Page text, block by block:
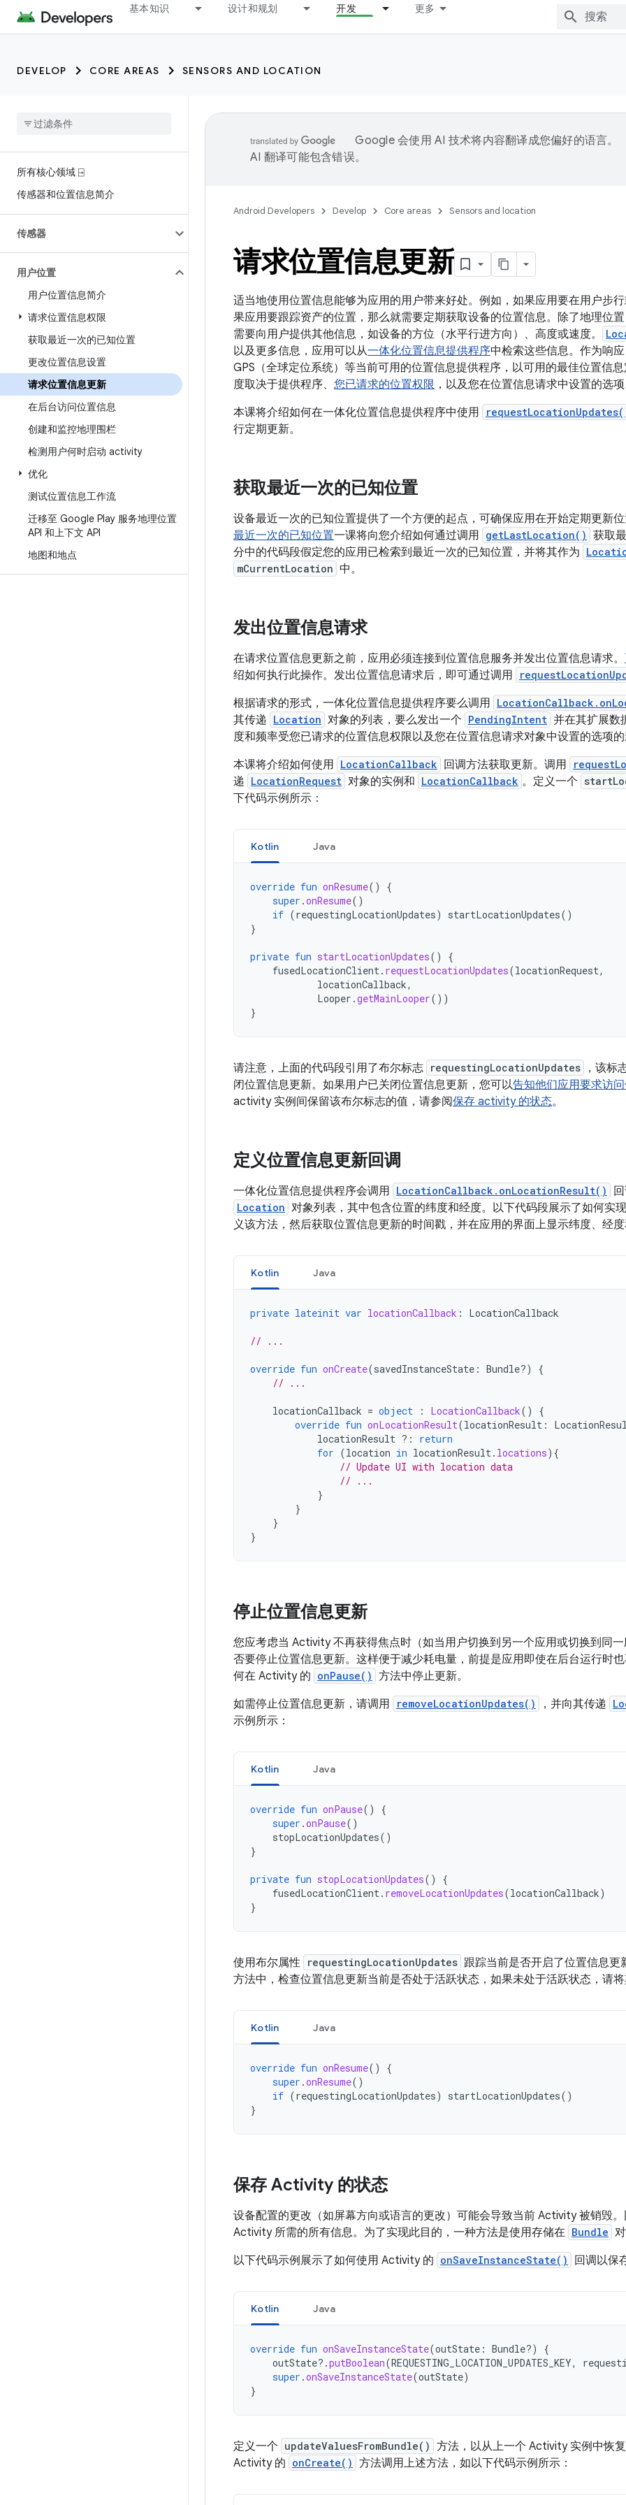
基本知识 设计和规划 开发 更多
DEVELOP CORE AREAS SENSORS AND LOCATION
所有核心领域 ⍈
传感器和位置信息简介
传感器
用户位置
用户位置信息简介
请求位置信息权限
获取最近一次的已知位置
更改位置信息设置
请求位置信息更新
在后台访问位置信息
创建和监控地理围栏
检测用户何时启动 activity
优化
测试位置信息工作流
迁移至 Google Play 服务地理位置
API 和上下文 API
地图和地点
Google 会使用 AI 技术将内容翻译成您偏好的语言。
AI 翻译可能包含错误。
Android Developers Develop Core areas Sensors and location
请求位置信息更新
适当地使用位置信息能够为应用的用户带来好处。例如，如果应用要在用户步
果应用要跟踪资产的位置，那么就需要定期获取设备的位置信息。除了地理位
需要向用户提供其他信息，如设备的方位（水平行进方向）、高度或速度。
以及更多信息，应用可以从一体化位置信息提供程序中检索这些信息。作为响
GPS（全球定位系统）等当前可用的位置信息提供程序，以可用的最佳位置信
度取决于提供程序、 您已请求的位置权限 ，以及您在位置信息请求中设置的选项
本课将介绍如何在一体化位置信息提供程序中使用
行定期更新。
获取最近一次的已知位置
设备最近一次的已知位置提供了一个方便的起点，可确保应用在开始定期更新位
最近一次的已知位置一课将向您介绍如何通过调用 getLastLocation() 获取
分中的代码段假定您的应用已检索到最近一次的已知位置，并将其作为
mCurrentLocation 中。
发出位置信息请求
在请求位置信息更新之前，应用必须连接到位置信息服务并发出位置信息请求。
绍如何执行此操作。发出位置信息请求后，即可通过调用
根据请求的形式，一体化位置信息提供程序要么调用
其传递 Location 对象的列表，要么发出一个 PendingIntent 并在其扩展数
度和频率受您已请求的位置信息权限以及您在位置信息请求对象中设置的选项的
本课将介绍如何使用 LocationCallback 回调方法获取更新。调用
递 LocationRequest 对象的实例和 LocationCallback 。定义一个
下代码示例所示：
Kotlin Java
override fun onResume()
{
super .onResume()
if (requestingLocationUpdates) startLocationUpdates()
}
private fun startLocationUpdates()
{
fusedLocationClient. requestLocationUpdates(locationRequest,
locationCallback,
Looper .getMainLooper())
}
请注意，上面的代码段引用了布尔标志 requestingLocationUpdates
，该标
闭位置信息更新。如果用户已关闭位置信息更新，您可以告知他们应用要求访
activity 实例间保留该布尔标志的值，请参阅保存 activity 的状态。
定义位置信息更新回调
一体化位置信息提供程序会调用 LocationCallback.onLocationResult()
Location 对象列表，其中包含位置的纬度和经度。以下代码段展示了如何实现
义该方法，然后获取位置信息更新的时间戳，并在应用的界面上显示纬度、经度
Kotlin Java
private lateinit var locationCallback : LocationCallback
// ...
override fun onCreate(savedInstanceState : Bundle?)
{
// ...
locationCallback = object : LocationCallback()
{
override fun onLocationResult(locationResult :
locationResult ?:
return
for (location in locationResult. locations){
// Update UI with location data
// ...
}
}
}
}
停止位置信息更新
您应考虑当 Activity 不再获得焦点时（如当用户切换到另一个应用或切换到同
否要停止位置信息更新。这样便于减少耗电量，前提是应用即使在后台运行时
何在 Activity 的 onPause() 方法中停止更新。
如需停止位置信息更新，请调用
removeLocationUpdates() ，并向其传递
示例所示：
Kotlin Java
override fun onPause()
{
super .onPause()
stopLocationUpdates()
}
private fun stopLocationUpdates()
{
fusedLocationClient. removeLocationUpdates(locationCallback)
}
使用布尔属性 requestingLocationUpdates 跟踪当前是否开启了位置信息更
方法中，检查位置信息更新当前是否处于活跃状态，如果未处于活跃状态，请将
Kotlin Java
override fun onResume()
{
super .onResume()
if (requestingLocationUpdates) startLocationUpdates()
}
保存 Activity 的状态
设备配置的更改（如屏幕方向或语言的更改）可能会导致当前 Activity 被销毁
Activity 所需的所有信息。为了实现此目的，一种方法是使用存储在 Bundle
以下代码示例展示了如何使用 Activity 的 onSaveInstanceState() 回调以保
Kotlin Java
override fun onSaveInstanceState(outState : Bundle?)
{
outState?.putBoolean(REQUESTING_LOCATION_UPDATES_KEY,
super .onSaveInstanceState(outState)
}
定义一个 updateValuesFromBundle() 方法，以从上一个 Activity 实例中恢
Activity 的 onCreate() 方法调用上述方法，如以下代码示例所示：